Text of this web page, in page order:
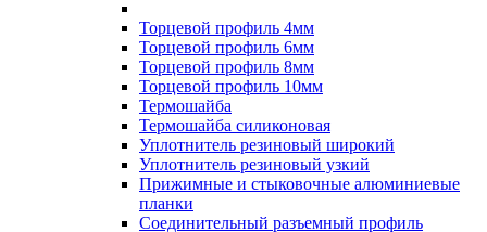
Торцевой профиль 4мм
Торцевой профиль 6мм
Торцевой профиль 8мм
Торцевой профиль 10мм
Термошайба
Термошайба силиконовая
Уплотнитель резиновый широкий
Уплотнитель резиновый узкий
Прижимные и стыковочные алюминиевые
планки
Соединительный разъемный профиль